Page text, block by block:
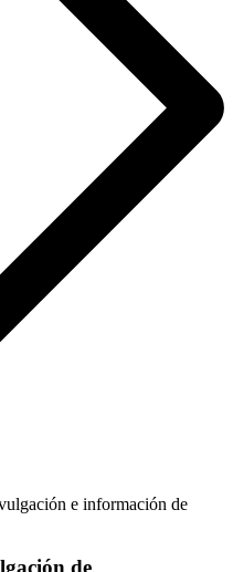
e información de
de